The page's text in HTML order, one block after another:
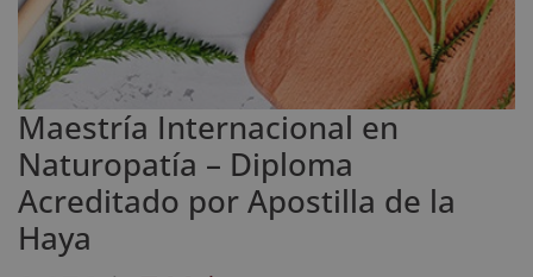
Maestría Internacional en
Naturopatía – Diploma
Acreditado por Apostilla de la
Haya